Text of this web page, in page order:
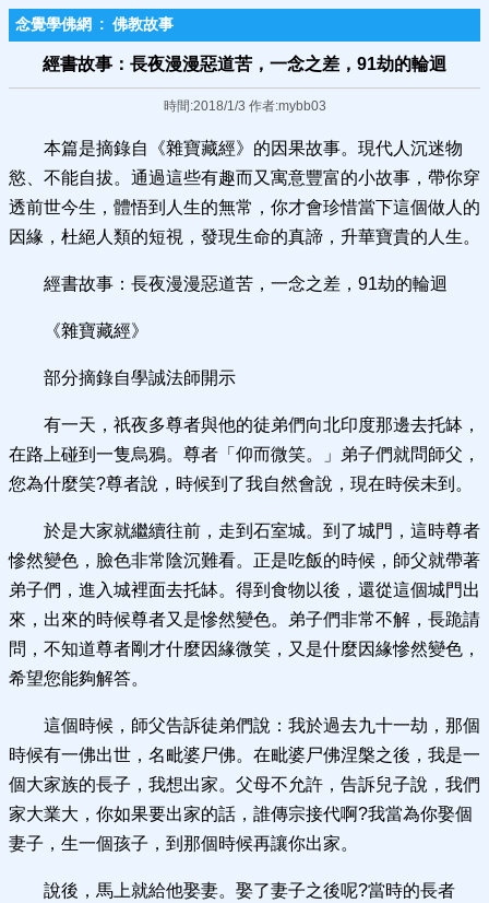
念覺學佛網 : 佛教故事
經書故事：長夜漫漫惡道苦，一念之差，91劫的輪迴
時間:2018/1/3 作者:mybb03
本篇是摘錄自《雜寶藏經》的因果故事。現代人沉迷物
慾、不能自拔。通過這些有趣而又寓意豐富的小故事，帶你穿
透前世今生，體悟到人生的無常，你才會珍惜當下這個做人的
因緣，杜絕人類的短視，發現生命的真諦，升華寶貴的人生。
經書故事：長夜漫漫惡道苦，一念之差，91劫的輪迴
《雜寶藏經》
部分摘錄自學誠法師開示
有一天，祇夜多尊者與他的徒弟們向北印度那邊去托缽，
在路上碰到一隻烏鴉。尊者「仰而微笑。」弟子們就問師父，
您為什麼笑?尊者說，時候到了我自然會說，現在時侯未到。
於是大家就繼續往前，走到石室城。到了城門，這時尊者
慘然變色，臉色非常陰沉難看。正是吃飯的時候，師父就帶著
弟子們，進入城裡面去托缽。得到食物以後，還從這個城門出
來，出來的時候尊者又是慘然變色。弟子們非常不解，長跪請
問，不知道尊者剛才什麼因緣微笑，又是什麼因緣慘然變色，
希望您能夠解答。
這個時候，師父告訴徒弟們說：我於過去九十一劫，那個
時候有一佛出世，名毗婆尸佛。在毗婆尸佛涅槃之後，我是一
個大家族的長子，我想出家。父母不允許，告訴兒子說，我們
家大業大，你如果要出家的話，誰傳宗接代啊?我當為你娶個
妻子，生一個孩子，到那個時候再讓你出家。
說後，馬上就給他娶妻。娶了妻子之後呢?當時的長者